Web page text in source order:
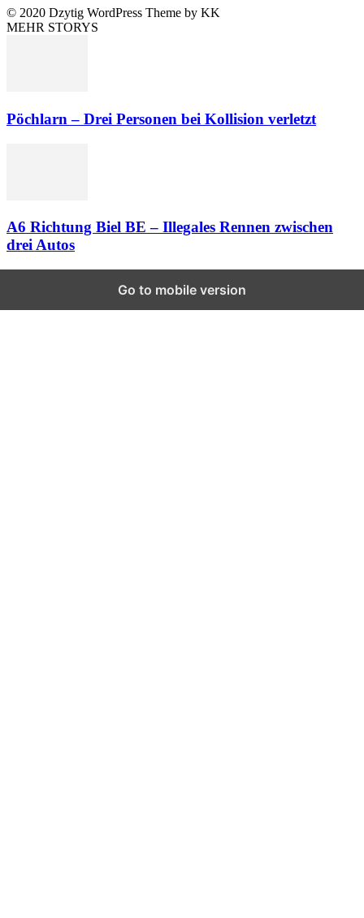
© 2020 Dzytig WordPress Theme by KK
MEHR STORYS
Pöchlarn – Drei Personen bei Kollision verletzt
A6 Richtung Biel BE – Illegales Rennen zwischen
drei Autos
Go to mobile version